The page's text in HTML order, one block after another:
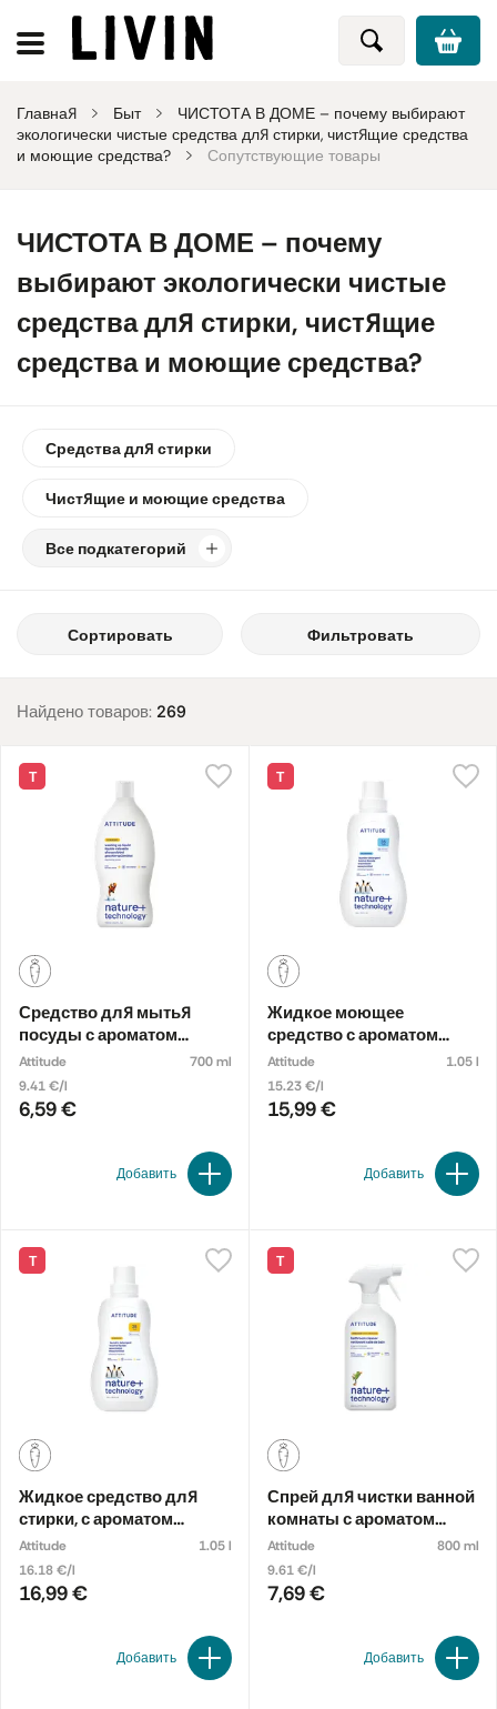
Главная Быт
ЧИСТОТА В ДОМЕ – почему выбирают
экологически чистые средства для стирки, чистящие средства
и моющие средства?
Сопутствующие товары
ЧИСТОТА В ДОМЕ – почему
выбирают экологически чистые
средства для стирки, чистящие
средства и моющие средства?
Средства для стирки
Чистящие и моющие средства
Все подкатегорий
Сортировать Фильтровать
Найдено товаров: 269
Т
Средство для мытья
посуды с ароматом
цитрусовой цедры
Attitude
700 ml
9.41 €/l
6,59 €
Добавить
Т
Жидкое моющее
средство с ароматом
полевых цветов
Attitude
1.05 l
15.23 €/l
15,99 €
Добавить
Т
Жидкое средство для
стирки, с ароматом
цитрусовой цедры,
экологичное
Attitude
1.05 l
16.18 €/l
16,99 €
Добавить
Т
Спрей для чистки ванной
комнаты с ароматом
цитрусовой цедры
Attitude
800 ml
9.61 €/l
7,69 €
Добавить